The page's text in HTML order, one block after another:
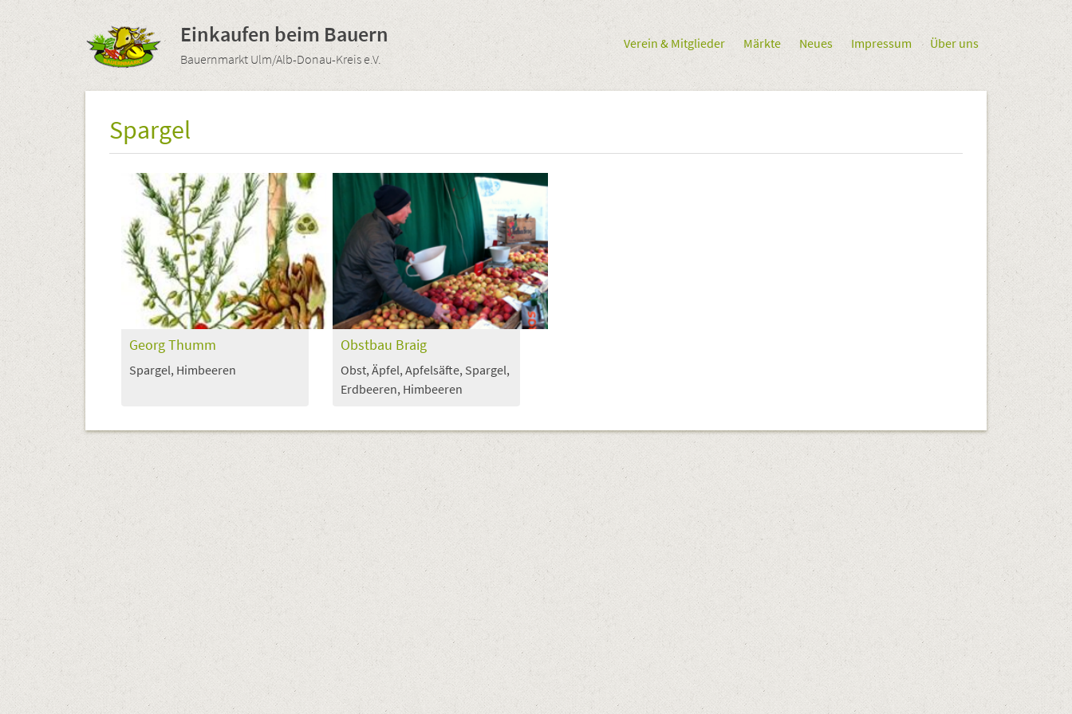
Direkt
zum
Inhalt
Einkaufen beim Bauern
Bauernmarkt Ulm/Alb-Donau-Kreis e.V.
Verein & Mitglieder Märkte Neues Impressum Über uns
Spargel
Georg Thumm
Spargel, Himbeeren
Obstbau Braig
Obst, Äpfel, Apfelsäfte, Spargel,
Erdbeeren, Himbeeren